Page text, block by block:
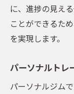
に、進捗の見え
ことができるた
を実現します。
パーソナルトレ
パーソナルジム